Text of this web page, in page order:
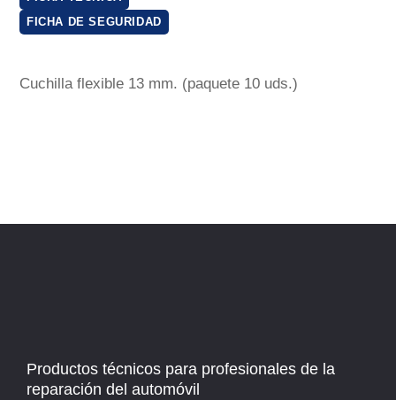
FICHA DE SEGURIDAD
Cuchilla flexible 13 mm. (paquete 10 uds.)
Productos técnicos para profesionales de la
reparación del automóvil